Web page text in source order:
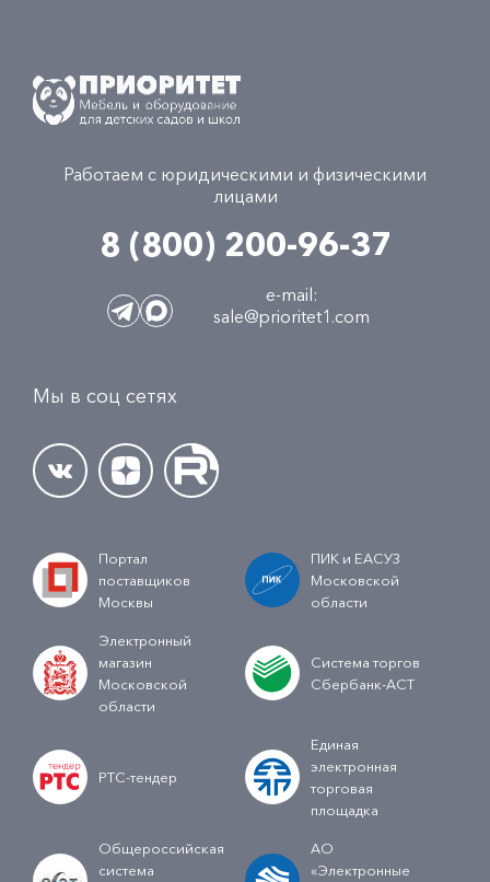
Работаем с юридическими и физическими
лицами
8 (800) 200-96-37
e-mail:
sale@prioritet1.com
Мы в соц сетях
Портал
поставщиков
Москвы
ПИК и ЕАСУЗ
Московской
области
Электронный
магазин
Московской
области
Система торгов
Сбербанк-АСТ
РТС-тендер
Единая
электронная
торговая
площадка
Общероссийская
система
АО
«Электронные